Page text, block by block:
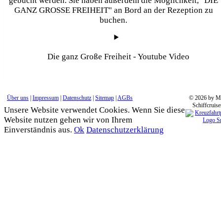
GANZ GROSSE FREIHEIT" an Bord an der Rezeption zu
buchen.
Die ganz Große Freiheit - Youtube Video
Über uns | Impressum | Datenschutz | Sitemap | AGBs
© 2026 by
Unsere Website verwendet Cookies. Wenn Sie diese
Website nutzen gehen wir von Ihrem
Einverständnis aus. Ok Datenschutzerklärung